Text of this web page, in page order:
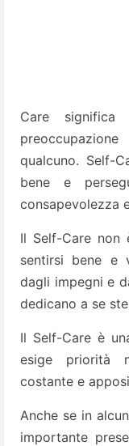
Care significa
qualcuno. Self-
bene e
consapevolezza
Il Self-Care non
sentirsi bene e
dagli impegni e
dedicano a se
Il Self-Care è
esige priorità
costante e
Anche se in
importante